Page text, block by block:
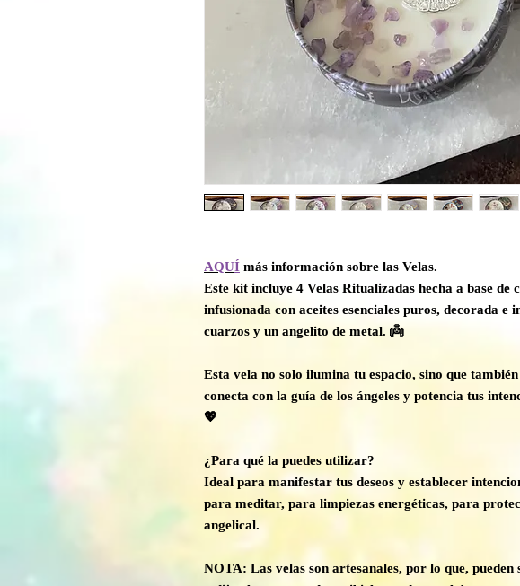
AQUÍ más información sobre las Velas.
Este kit incluye 4 Velas Ritualizadas hecha a base de
infusionada con aceites esenciales puros, decorada e
cuarzos y un angelito de metal. 👼
Esta vela no solo ilumina tu espacio, sino que
conecta con la guía de los ángeles y potencia tus
💖
¿Para qué la puedes utilizar?
Ideal para manifestar tus deseos y establecer
para meditar, para limpiezas energéticas, para
angelical.
NOTA: Las velas son artesanales, por lo que, pueden